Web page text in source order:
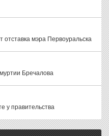
отставка мэра Первоуральска
Бречалова
у правительства